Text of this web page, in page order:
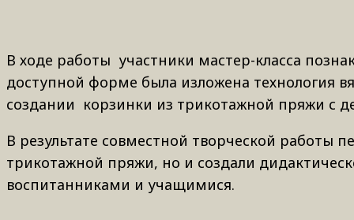
В ходе работы участники мастер-класса
доступной форме была изложена технология
создании корзинки из трикотажной пряжи с
В результате совместной творческой работы
трикотажной пряжи, но и создали
воспитанниками и учащимися.